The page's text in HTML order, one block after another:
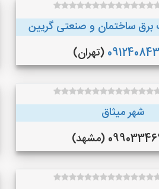
برق ساختمان و صنعتی گریین
(تهران)
شهر میثاق
(مشهد)